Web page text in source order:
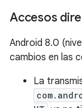
Accesos
Android 8.0
cambios en las
La